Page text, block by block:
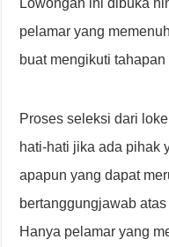
Lowongan ini dibuka
pelamar yang
buat mengikuti
Proses seleksi dari
hati-hati jika ada pihak
apapun yang dapat
bertanggungjawab
Hanya pelamar yang